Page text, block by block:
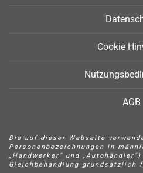
Cookie
AGB
Die auf dieser Webseite
Personenbezeichnungen in
„Handwerker“ und
Gleichbehandlung grundsätzlich